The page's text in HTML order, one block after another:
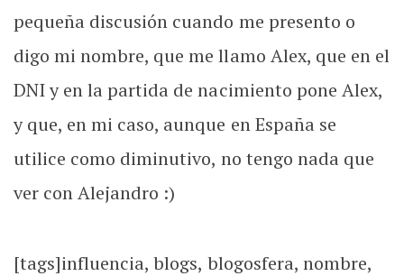
pequeña discusión cuando me presento o
digo mi nombre, que me llamo Alex, que en el
DNI y en la partida de nacimiento pone Alex,
y que, en mi caso, aunque en España se
utilice como diminutivo, no tengo nada que
ver con Alejandro :)
[tags]influencia, blogs, blogosfera, nombre,